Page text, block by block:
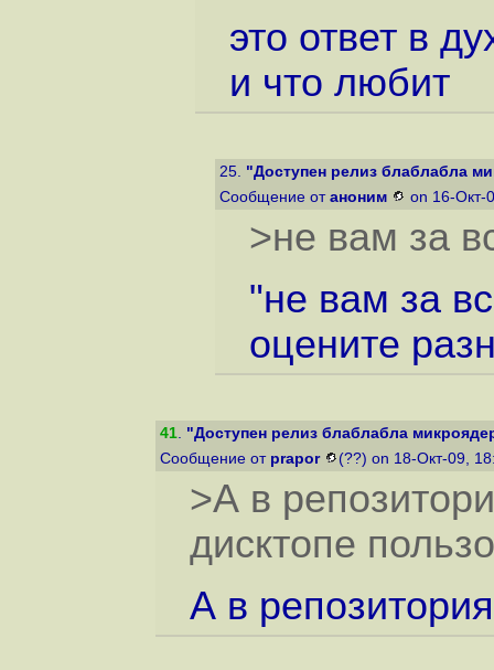
это ответ в
и что любит
25. "Доступен релиз блаблабла
Сообщение от аноним on 16-Окт-
>не вам за
"не вам за
оцените
41. "Доступен релиз блаблабла
Сообщение от prapor (??) on 18-Окт-09,
>А в
дисктопе
А в